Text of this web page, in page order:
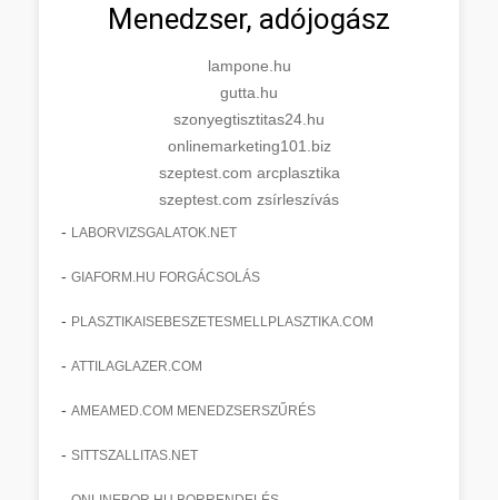
Menedzser, adójogász
lampone.hu
gutta.hu
szonyegtisztitas24.hu
onlinemarketing101.biz
szeptest.com arcplasztika
szeptest.com zsírleszívás
- LABORVIZSGALATOK.NET
- GIAFORM.HU FORGÁCSOLÁS
- PLASZTIKAISEBESZETESMELLPLASZTIKA.COM
- ATTILAGLAZER.COM
- AMEAMED.COM MENEDZSERSZŰRÉS
- SITTSZALLITAS.NET